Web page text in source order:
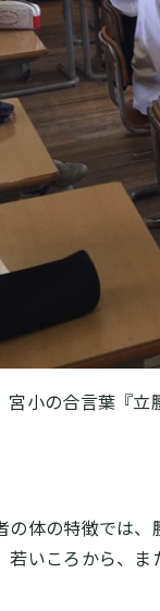
宮小の合言葉『立
体の特徴では、
若いころから、